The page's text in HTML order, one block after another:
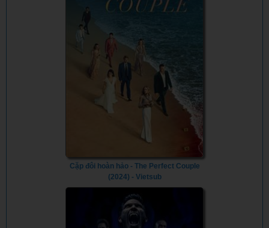
Cặp đôi hoàn hảo - The Perfect Couple
(2024) - Vietsub